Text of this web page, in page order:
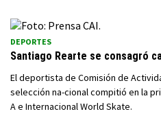
DEPORTES
Santiago Rearte se consagró
El deportista de Comisión de
selección na-cional compitió en la
A e Internacional World Skate.